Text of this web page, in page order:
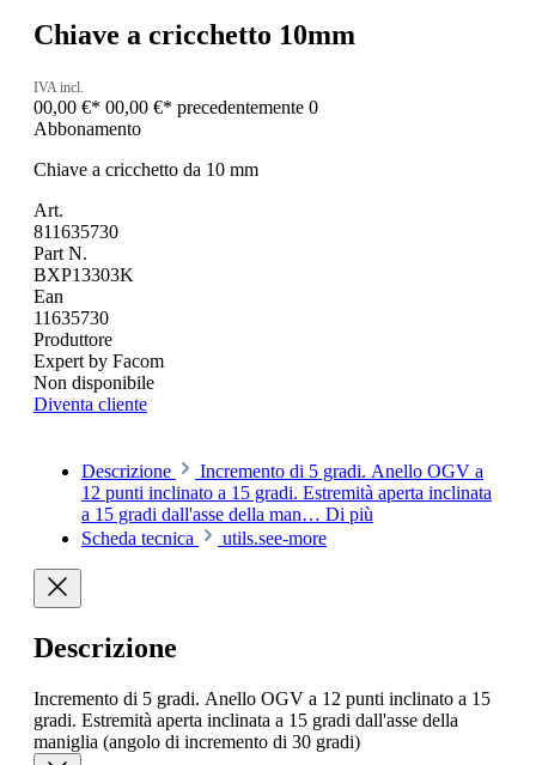
Chiave a cricchetto 10mm
IVA incl.
00,00 €* 00,00 €* precedentemente 0
Abbonamento
Chiave a cricchetto da 10 mm
Art.
811635730
Part N.
BXP13303K
Ean
11635730
Produttore
Expert by Facom
Non disponibile
Diventa cliente
Descrizione
Incremento di 5 gradi. Anello OGV a
12 punti inclinato a 15 gradi. Estremità aperta inclinata
a 15 gradi dall'asse della man… Di più
Scheda tecnica
utils.see-more
Descrizione
Incremento di 5 gradi. Anello OGV a 12 punti inclinato a 15
gradi. Estremità aperta inclinata a 15 gradi dall'asse della
maniglia (angolo di incremento di 30 gradi)